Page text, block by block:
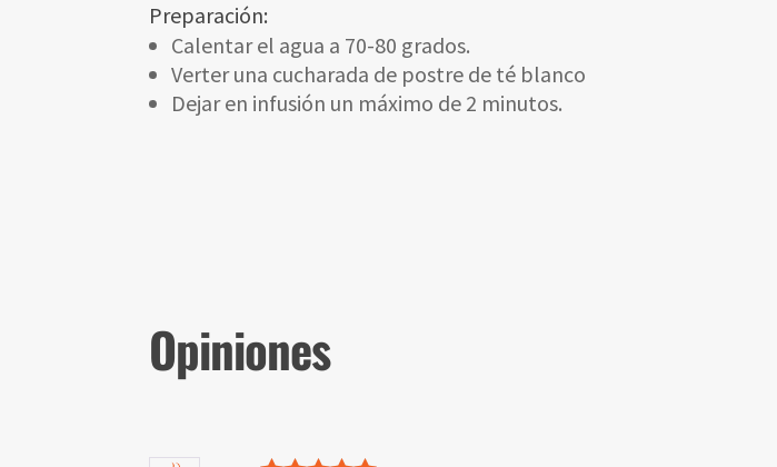
Preparación:
Calentar el agua a 70-80 grados.
Verter una cucharada de postre de té blanco
Dejar en infusión un máximo de 2 minutos.
Opiniones